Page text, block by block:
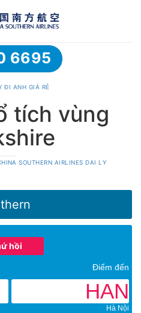
6695
ĐI ANH GIÁ RẺ
tích vùng
SOUTHERN AIRLINES DAI LY
hồi
Điểm đến
HAN
Hà Nội